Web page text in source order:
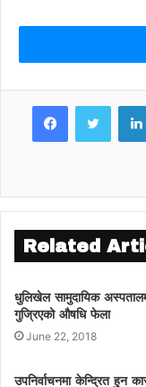
Related
धुलिखेल सामुदायिक
गुज्रिएको औषधि फेला
June 22, 2018
उपनिर्वाचनमा केन्द्रित हुन